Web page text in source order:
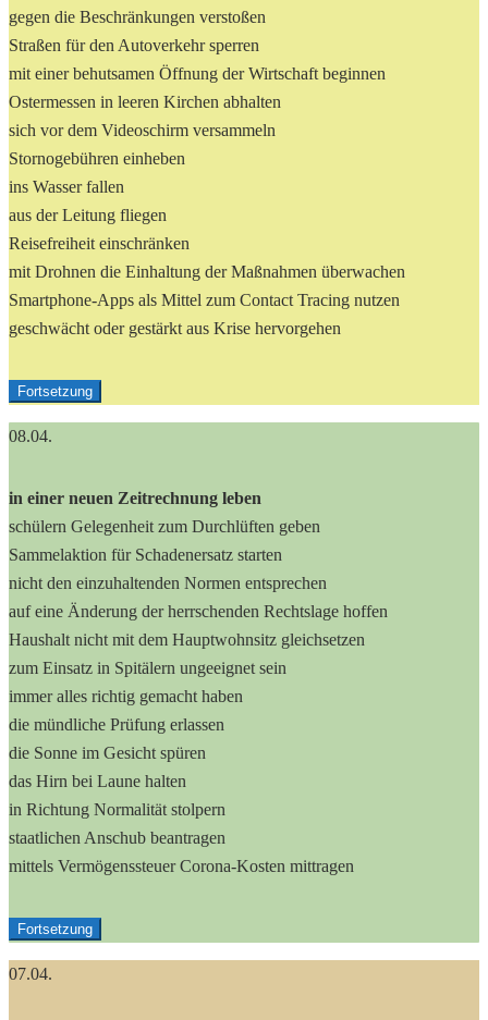
gegen die Beschränkungen verstoßen
Straßen für den Autoverkehr sperren
mit einer behutsamen Öffnung der Wirtschaft beginnen
Ostermessen in leeren Kirchen abhalten
sich vor dem Videoschirm versammeln
Stornogebühren einheben
ins Wasser fallen
aus der Leitung fliegen
Reisefreiheit einschränken
mit Drohnen die Einhaltung der Maßnahmen überwachen
Smartphone-Apps als Mittel zum Contact Tracing nutzen
geschwächt oder gestärkt aus Krise hervorgehen
Fortsetzung
08.04.
in einer neuen Zeitrechnung leben
schülern Gelegenheit zum Durchlüften geben
Sammelaktion für Schadenersatz starten
nicht den einzuhaltenden Normen entsprechen
auf eine Änderung der herrschenden Rechtslage hoffen
Haushalt nicht mit dem Hauptwohnsitz gleichsetzen
zum Einsatz in Spitälern ungeeignet sein
immer alles richtig gemacht haben
die mündliche Prüfung erlassen
die Sonne im Gesicht spüren
das Hirn bei Laune halten
in Richtung Normalität stolpern
staatlichen Anschub beantragen
mittels Vermögenssteuer Corona-Kosten mittragen
Fortsetzung
07.04.